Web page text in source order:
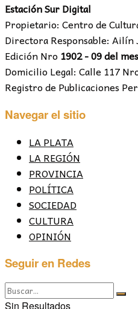
Estación Sur Digital
Propietario: Centro de
Directora Responsable: Ailín
Edición Nro 1902 - 09 del
Domicilio Legal: Calle 117
Registro de Publicaciones
Navegar el sitio
LA PLATA
LA REGIÓN
PROVINCIA
POLÍTICA
SOCIEDAD
CULTURA
OPINIÓN
Seguir en Redes
Sin Resultados